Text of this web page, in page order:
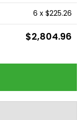
6 x $225.26
$2,804.96